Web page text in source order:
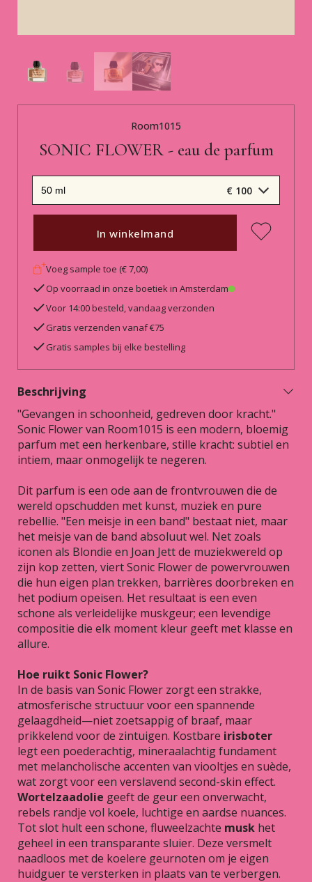
Room1015
SONIC FLOWER - eau de parfum
€ 100
In winkelmand
Voeg sample toe (€ 7,00)
Op voorraad in onze boetiek in Amsterdam
Voor 14:00 besteld, vandaag verzonden
Gratis verzenden vanaf €75
Gratis samples bij elke bestelling
Beschrijving
"Gevangen in schoonheid, gedreven door kracht."
Sonic Flower van Room1015 is een modern, bloemig
parfum met een herkenbare, stille kracht: subtiel en
intiem, maar onmogelijk te negeren.
Dit parfum is een ode aan de frontvrouwen die de
wereld opschudden met kunst, muziek en pure
rebellie. "Een meisje in een band" bestaat niet, maar
het meisje van de band absoluut wel. Net zoals
iconen als Blondie en Joan Jett de muziekwereld op
zijn kop zetten, viert Sonic Flower de powervrouwen
die hun eigen plan trekken, barrières doorbreken en
het podium opeisen. Het resultaat is een even
schone als verleidelijke muskgeur; een levendige
compositie die elk moment kleur geeft met klasse en
allure.
Hoe ruikt Sonic Flower?
In de basis van Sonic Flower zorgt een strakke,
atmosferische structuur voor een spannende
gelaagdheid—niet zoetsappig of braaf, maar
prikkelend voor de zintuigen. Kostbare irisboter
legt een poederachtig, mineraalachtig fundament
met melancholische accenten van viooltjes en suède,
wat zorgt voor een verslavend second-skin effect.
Wortelzaadolie geeft de geur een onverwacht,
rebels randje vol koele, luchtige en aardse nuances.
Tot slot hult een schone, fluweelzachte musk het
geheel in een transparante sluier. Deze versmelt
naadloos met de koelere geurnoten om je eigen
huidguer te versterken in plaats van te verbergen.